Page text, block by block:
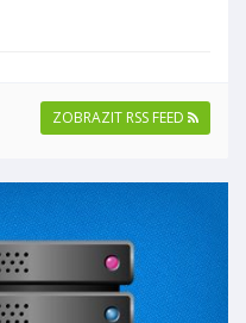
ZOBRAZIT RSS FEED